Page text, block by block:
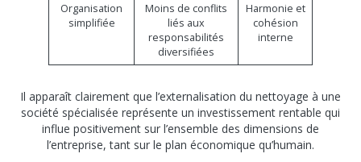
Organisation
simplifiée
Moins de conflits
liés aux
responsabilités
diversifiées
Harmonie et
cohésion
interne
Il apparaît clairement que l’externalisation du nettoyage à une
société spécialisée représente un investissement rentable qui
influe positivement sur l’ensemble des dimensions de
l’entreprise, tant sur le plan économique qu’humain.